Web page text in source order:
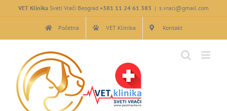
VET Klinika Sveti Vrači Beograd +381 11 24 61 383 | s.vraci@gmail.com
Početna VET Klinika Kontakt